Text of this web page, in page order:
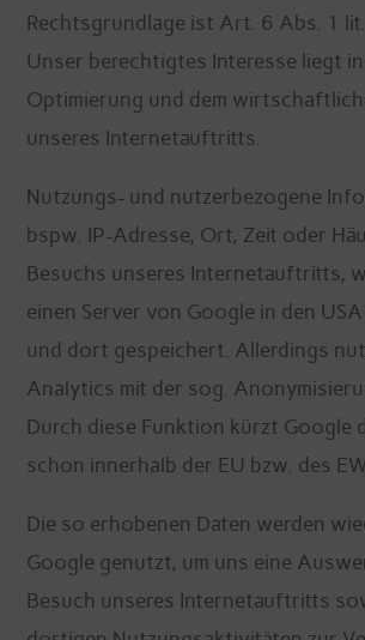
Rechtsgrundlage ist Art. 6 Abs. 1 lit.
Unser berechtigtes Interesse liegt
Optimierung und dem
unseres Internetauftritts.
Nutzungs- und nutzerbezogene
bspw. IP-Adresse, Ort, Zeit oder
Besuchs unseres Internetauftritts,
einen Server von Google in den
und dort gespeichert. Allerdings
Analytics mit der sog.
Durch diese Funktion kürzt Google
schon innerhalb der EU bzw. des
Die so erhobenen Daten werden
Google genutzt, um uns eine
Besuch unseres Internetauftritts